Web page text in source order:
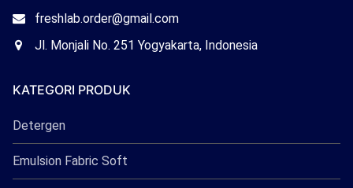
Freshlab
Email
Freshlab
freshlab.order@gmail.com
OfficeJl. Monjali No. 251 Yogyakarta, Indonesia
KATEGORI PRODUK
Detergen
Emulsion Fabric Soft